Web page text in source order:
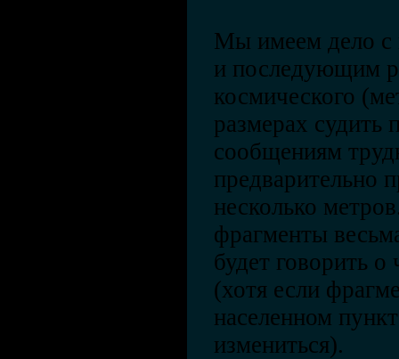
Мы имеем дело с
и последующим
космического
размерах судить
сообщениям
предварительно
несколько
фрагменты
будет говорить
(хотя если
населенном
измениться).